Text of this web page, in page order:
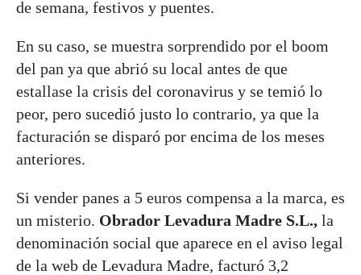
de semana, festivos y puentes.
En su caso, se muestra sorprendido por el boom
del pan ya que abrió su local antes de que
estallase la crisis del coronavirus y se temió lo
peor, pero sucedió justo lo contrario, ya que la
facturación se disparó por encima de los meses
anteriores.
Si vender panes a 5 euros compensa a la marca, es
un misterio. Obrador Levadura Madre S.L., la
denominación social que aparece en el aviso legal
de la web de Levadura Madre, facturó 3,2